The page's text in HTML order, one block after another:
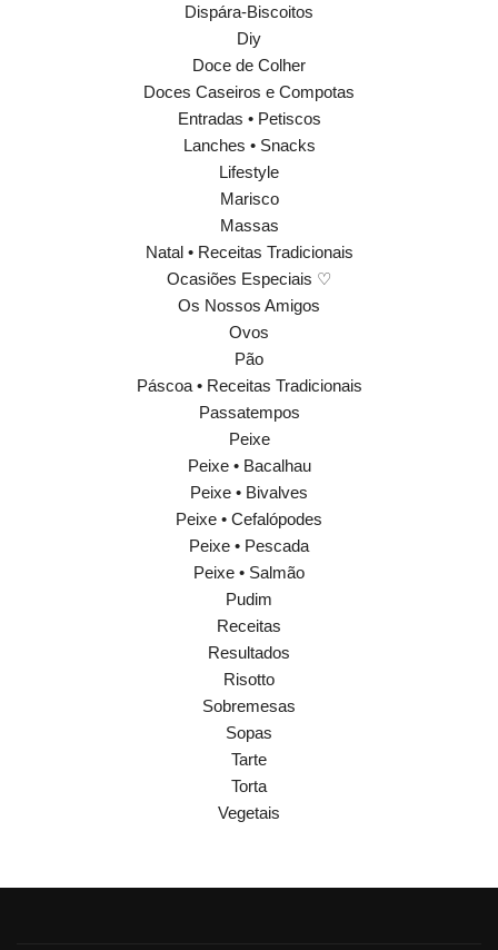
Dispára-Biscoitos
Diy
Doce de Colher
Doces Caseiros e Compotas
Entradas • Petiscos
Lanches • Snacks
Lifestyle
Marisco
Massas
Natal • Receitas Tradicionais
Ocasiões Especiais ♡
Os Nossos Amigos
Ovos
Pão
Páscoa • Receitas Tradicionais
Passatempos
Peixe
Peixe • Bacalhau
Peixe • Bivalves
Peixe • Cefalópodes
Peixe • Pescada
Peixe • Salmão
Pudim
Receitas
Resultados
Risotto
Sobremesas
Sopas
Tarte
Torta
Vegetais